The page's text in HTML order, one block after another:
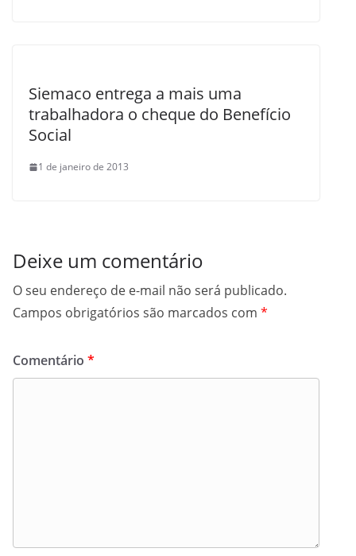
Siemaco entrega a mais uma
trabalhadora o cheque do Benefício
Social
1 de janeiro de 2013
Deixe um comentário
O seu endereço de e-mail não será publicado.
Campos obrigatórios são marcados com *
Comentário *